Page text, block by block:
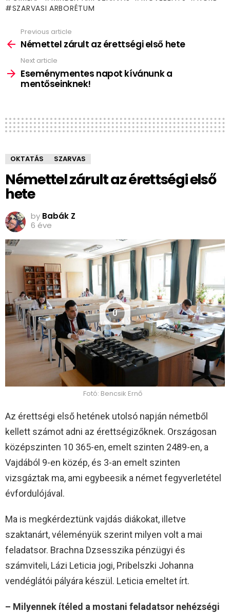
SZARVASI ARBORÉTUM
more
Previous article
Némettel zárult az érettségi első hete
Next article
Eseménymentes napot kívánunk a
mentőseinknek!
OKTATÁS SZARVAS
Némettel zárult az érettségi első
hete
by Babák Z
6 éve
0
Fotó: Bencsik Ernő
Az érettségi első hetének utolsó napján németből
kellett számot adni az érettségizőknek. Országosan
középszinten 10 365-en, emelt szinten 2489-en, a
Vajdából 9-en közép, és 3-an emelt szinten
vizsgáztak ma, ami egybeesik a német fegyverletétel
évfordulójával.
Ma is megkérdeztünk vajdás diákokat, illetve
szaktanárt, véleményük szerint milyen volt a mai
feladatsor. Brachna Dzsesszika pénzügyi és
számviteli, Lázi Leticia jogi, Pribelszki Johanna
vendéglátói pályára készül. Leticia emeltet írt.
– Milyennek ítéled a mostani feladatsor nehézségi